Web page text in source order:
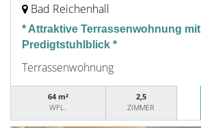
Bad Reichenhall
* Attraktive Terrassenwohnung mit
Predigtstuhlblick *
Terrassenwohnung
64 m²
WFL.
2,5
ZIMMER